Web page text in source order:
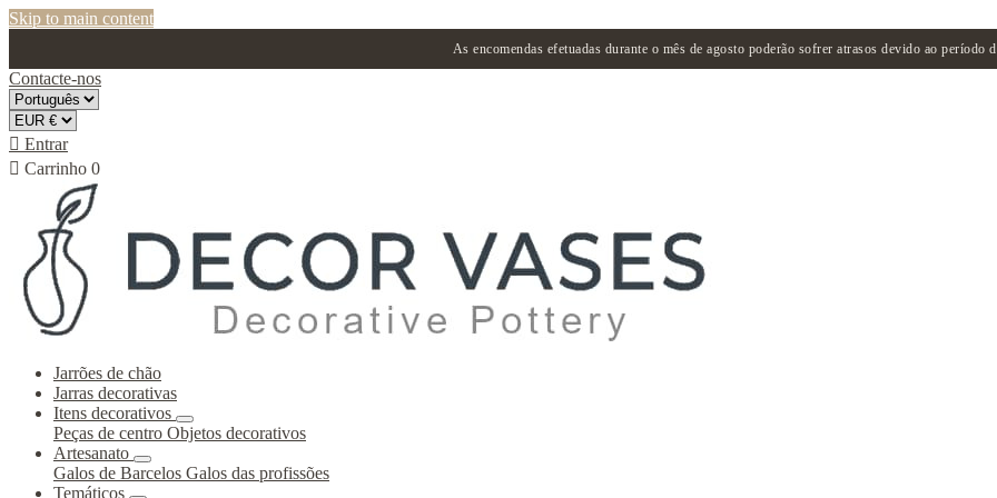
Skip to main content
As encomendas efetuadas durante o mês de agosto poderão sofrer atrasos devido ao período
Contacte-nos
 Entrar
 Carrinho 0
Jarrões de chão
Jarras decorativas
Itens decorativos
Peças de centro Objetos decorativos
Artesanato
Galos de Barcelos Galos das profissões
Temáticos